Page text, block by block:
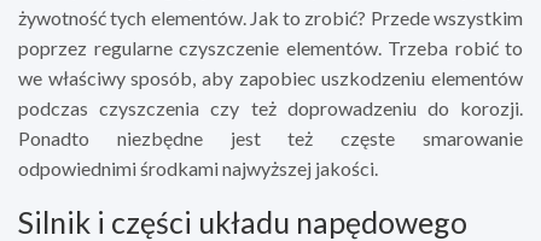
żywotność tych elementów. Jak to zrobić? Przede wszystkim
poprzez regularne czyszczenie elementów. Trzeba robić to
we właściwy sposób, aby zapobiec uszkodzeniu elementów
podczas czyszczenia czy też doprowadzeniu do korozji.
Ponadto niezbędne jest też częste smarowanie
odpowiednimi środkami najwyższej jakości.
Silnik i części układu napędowego